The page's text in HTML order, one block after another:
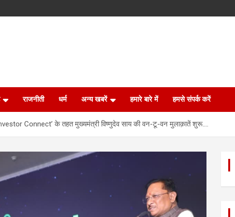
राजनीती धर्म अन्य खबरें हमारे बारे में हमसे संपर्क करें
Connect’ के तहत मुख्यमंत्री विष्णुदेव साय की वन-टू-वन मुलाक़ातें शुरू….